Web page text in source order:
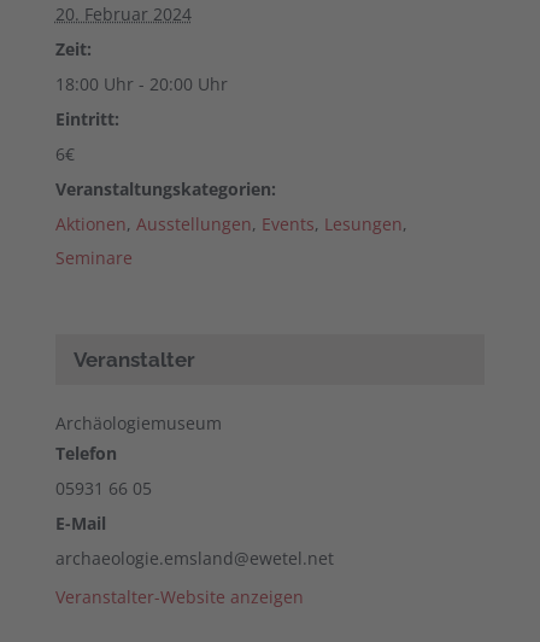
20. Februar 2024
Zeit:
18:00 Uhr - 20:00 Uhr
Eintritt:
6€
Veranstaltungskategorien:
Aktionen, Ausstellungen, Events, Lesungen,
Seminare
Veranstalter
Archäologiemuseum
Telefon
05931 66 05
E-Mail
archaeologie.emsland@ewetel.net
Veranstalter-Website anzeigen